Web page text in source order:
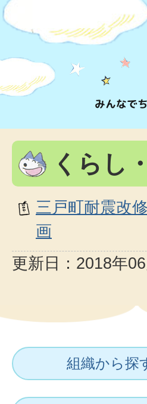
くらし
三戸町耐震改
画
更新日：2018年
組織から探